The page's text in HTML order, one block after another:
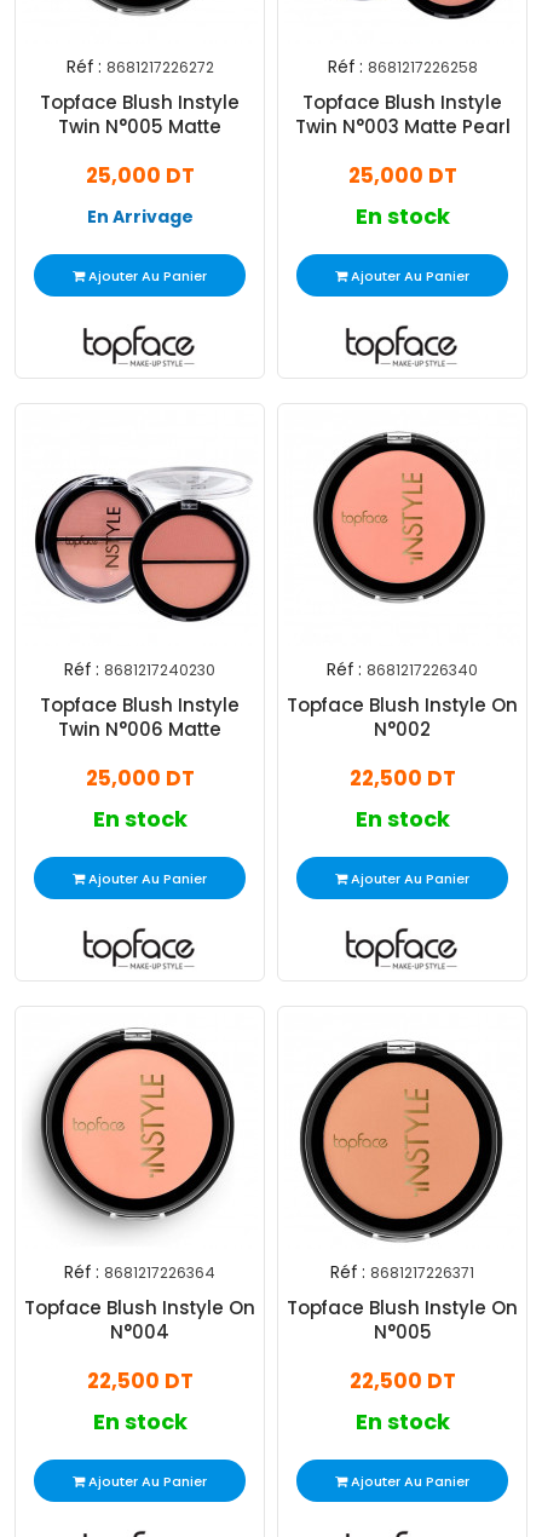
Réf : 8681217226272
Topface Blush Instyle
Twin N°005 Matte
25,000 DT
En Arrivage
Ajouter Au Panier
Réf : 8681217226258
Topface Blush Instyle
Twin N°003 Matte Pearl
25,000 DT
En stock
Ajouter Au Panier
Réf : 8681217240230
Topface Blush Instyle
Twin N°006 Matte
25,000 DT
En stock
Ajouter Au Panier
Réf : 8681217226340
Topface Blush Instyle On
N°002
22,500 DT
En stock
Ajouter Au Panier
Réf : 8681217226364
Topface Blush Instyle On
N°004
22,500 DT
En stock
Ajouter Au Panier
Réf : 8681217226371
Topface Blush Instyle On
N°005
22,500 DT
En stock
Ajouter Au Panier